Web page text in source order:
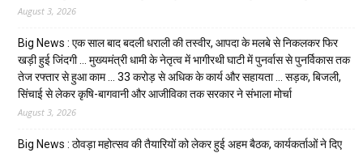
August 3, 2026
Big News : एक साल बाद बदली धराली की तस्वीर, आपदा के मलबे से निकलकर फिर
खड़ी हुई जिंदगी … मुख्यमंत्री धामी के नेतृत्व में भागीरथी घाटी में पुनर्वास से पुनर्विकास तक
तेज रफ्तार से हुआ काम … ₹33 करोड़ से अधिक के कार्य और सहायता … सड़क, बिजली,
सिंचाई से लेकर कृषि-बागवानी और आजीविका तक सरकार ने संभाला मोर्चा
August 3, 2026
Big News : ठोवड़ा महोत्सव की तैयारियों को लेकर हुई अहम बैठक, कार्यकर्ताओं ने दिए